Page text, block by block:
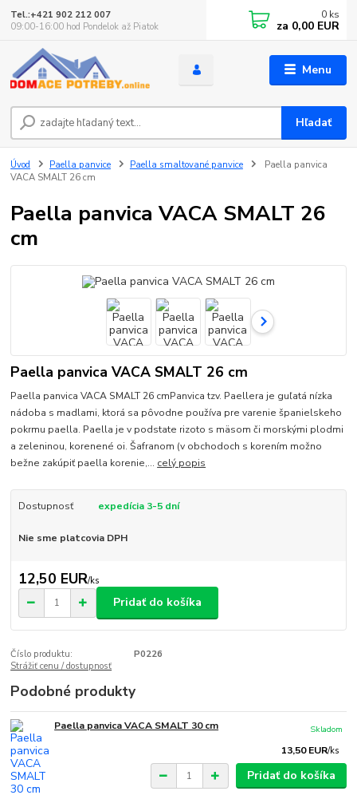
Menu
Hľadať
Tel.:+421 902 212 007
09:00-16:00 hod Pondelok až Piatok
0 ks
za 0,00 EUR
Úvod Paella panvice Paella smaltované panvice
Paella panvica
VACA SMALT 26 cm
Paella panvica VACA SMALT 26
cm
Paella panvica VACA SMALT 26 cm
Paella panvica VACA SMALT 26 cmPanvica tzv. Paellera je guľatá nízka
nádoba s madlami, ktorá sa pôvodne používa pre varenie španielskeho
pokrmu paella. Paella je v podstate rizoto s mäsom či morskými plodmi
a zeleninou, korenené oi. Šafranom (v obchodoch s korením možno
bežne zakúpiť paella korenie,... celý popis
Dostupnosť expedícia 3-5 dní
Nie sme platcovia DPH
12,50 EUR/ks
Pridať do košíka
Číslo produktu:
P0226
Strážiť cenu / dostupnosť
Podobné produkty
Paella panvica VACA SMALT 30 cm
13,50 EUR/ks
Skladom
Pridať do košíka